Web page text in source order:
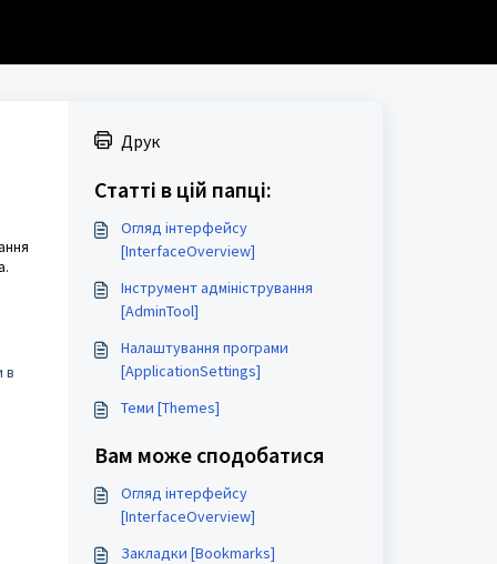
в
Друк
Статті в цій папці:
Огляд інтерфейсу
[InterfaceOverview]
Інструмент адміністрування
[AdminTool]
Налаштування програми
[ApplicationSettings]
Теми [Themes]
Вам може сподобатися
Огляд інтерфейсу
[InterfaceOverview]
Закладки [Bookmarks]